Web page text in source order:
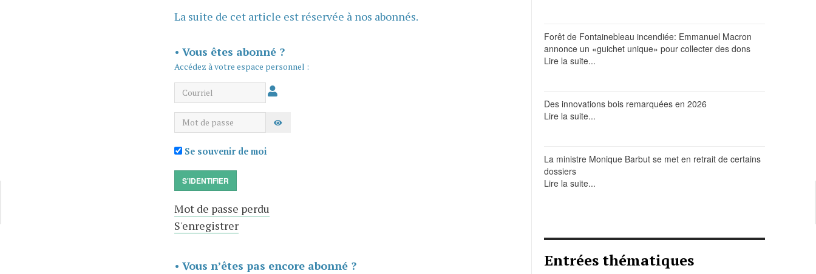
La suite de cet article est réservée à nos abonnés.
• Vous êtes abonné ?
Accédez à votre espace personnel :
Courriel
Mot de passe AFFICHER LE MOT DE PASSE
Se souvenir de moi
S'IDENTIFIER
Mot de passe perdu
S'enregistrer
• Vous n’êtes pas encore abonné ?
Forêt de Fontainebleau incendiée: Emmanuel Macron
annonce un «guichet unique» pour collecter des dons
Lire la suite...
Des innovations bois remarquées en 2026
Lire la suite...
La ministre Monique Barbut se met en retrait de certains
dossiers
Lire la suite...
Entrées thématiques